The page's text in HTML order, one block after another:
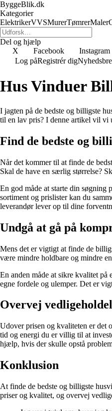
ByggeBlik.dk
Kategorier
ElektrikerVVSMurerTømrerMaler
Del og hjælp
X
Facebook Instagram
Log påRegistrér dig
Hus Vinduer
I jagten på de bedste og billigste
til en lav pris? I denne artikel vil
Find de bedste og
Når det kommer til at finde de
Skal de have en særlig størrelse?
En god måde at starte din søgning
sortiment og prislister kan du
leverandør lever op til dine
Undgå at gå på
Mens det er vigtigt at finde de
være mindre holdbare og mindre
En anden måde at sikre kvalitet
egne fordele og ulemper. Det er
Overvej
Udover prisen og kvaliteten er det
tid og energi du er villig til at
hjælp, hvis der skulle opstå
Konklusion
At finde de bedste og billigste
priser og kvalitet, og overvej